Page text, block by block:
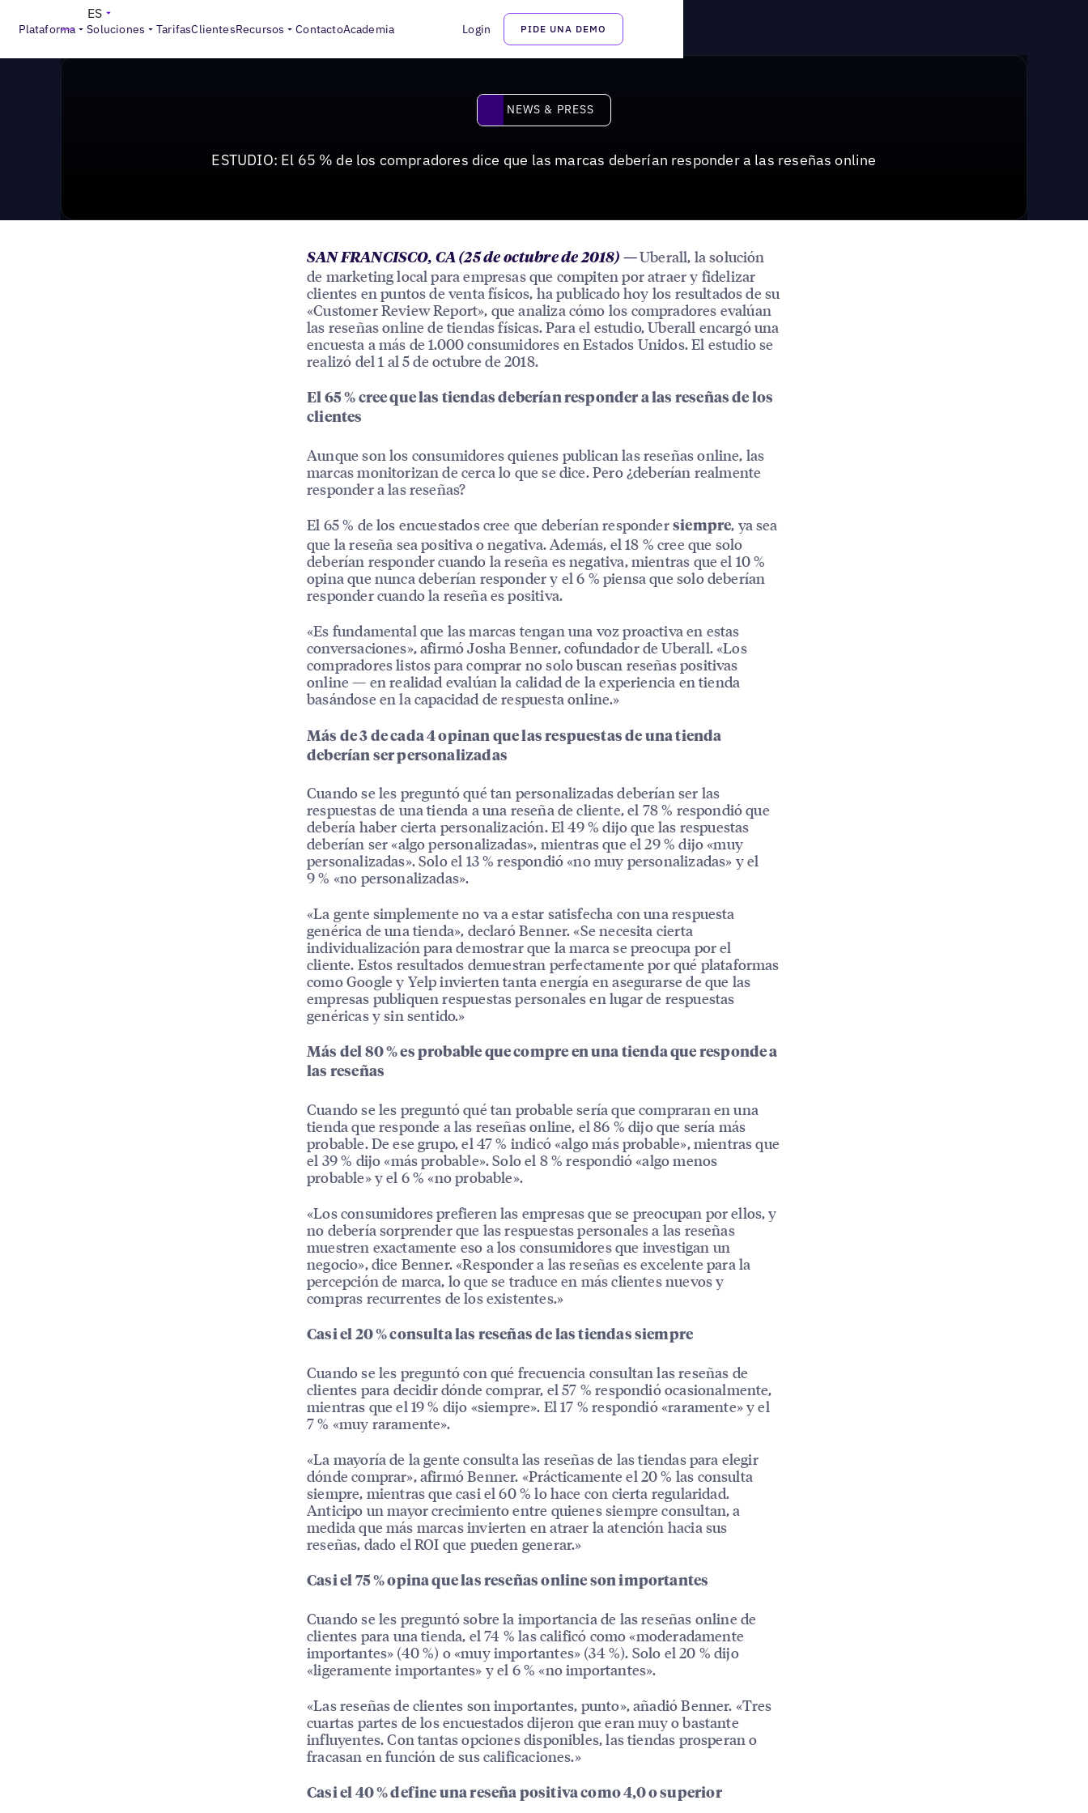
Plataforma Soluciones TarifasClientesRecursos ContactoAcademia Login PIDE UNA DEMO
ES
News & Press ESTUDIO: El 65 % de los compradores dice que las marcas deberían responder a las reseñas online
News & Press
NEWS & PRESS
ESTUDIO: El 65 % de los compradores dice que las marcas deberían responder a las reseñas online
SAN FRANCISCO, CA (25 de octubre de 2018) —Uberall, la solución
de marketing local para empresas que compiten por atraer y fidelizar
clientes en puntos de venta físicos, ha publicado hoy los resultados de su
«Customer Review Report», que analiza cómo los compradores evalúan
las reseñas online de tiendas físicas. Para el estudio, Uberall encargó una
encuesta a más de 1.000 consumidores en Estados Unidos. El estudio se
realizó del 1 al 5 de octubre de 2018.
El 65 % cree que las tiendas deberían responder a las reseñas de los
clientes
Aunque son los consumidores quienes publican las reseñas online, las
marcas monitorizan de cerca lo que se dice. Pero ¿deberían realmente
responder a las reseñas?
El 65 % de los encuestados cree que deberían responder siempre, ya sea
que la reseña sea positiva o negativa. Además, el 18 % cree que solo
deberían responder cuando la reseña es negativa, mientras que el 10 %
opina que nunca deberían responder y el 6 % piensa que solo deberían
responder cuando la reseña es positiva.
«Es fundamental que las marcas tengan una voz proactiva en estas
conversaciones», afirmó Josha Benner, cofundador de Uberall. «Los
compradores listos para comprar no solo buscan reseñas positivas
online — en realidad evalúan la calidad de la experiencia en tienda
basándose en la capacidad de respuesta online.»
Más de 3 de cada 4 opinan que las respuestas de una tienda
deberían ser personalizadas
Cuando se les preguntó qué tan personalizadas deberían ser las
respuestas de una tienda a una reseña de cliente, el 78 % respondió que
debería haber cierta personalización. El 49 % dijo que las respuestas
deberían ser «algo personalizadas», mientras que el 29 % dijo «muy
personalizadas». Solo el 13 % respondió «no muy personalizadas» y el
9 % «no personalizadas».
«La gente simplemente no va a estar satisfecha con una respuesta
genérica de una tienda», declaró Benner. «Se necesita cierta
individualización para demostrar que la marca se preocupa por el
cliente. Estos resultados demuestran perfectamente por qué plataformas
como Google y Yelp invierten tanta energía en asegurarse de que las
empresas publiquen respuestas personales en lugar de respuestas
genéricas y sin sentido.»
Más del 80 % es probable que compre en una tienda que responde a
las reseñas
Cuando se les preguntó qué tan probable sería que compraran en una
tienda que responde a las reseñas online, el 86 % dijo que sería más
probable. De ese grupo, el 47 % indicó «algo más probable», mientras que
el 39 % dijo «más probable». Solo el 8 % respondió «algo menos
probable» y el 6 % «no probable».
«Los consumidores prefieren las empresas que se preocupan por ellos, y
no debería sorprender que las respuestas personales a las reseñas
muestren exactamente eso a los consumidores que investigan un
negocio», dice Benner. «Responder a las reseñas es excelente para la
percepción de marca, lo que se traduce en más clientes nuevos y
compras recurrentes de los existentes.»
Casi el 20 % consulta las reseñas de las tiendas siempre
Cuando se les preguntó con qué frecuencia consultan las reseñas de
clientes para decidir dónde comprar, el 57 % respondió ocasionalmente,
mientras que el 19 % dijo «siempre». El 17 % respondió «raramente» y el
7 % «muy raramente».
«La mayoría de la gente consulta las reseñas de las tiendas para elegir
dónde comprar», afirmó Benner. «Prácticamente el 20 % las consulta
siempre, mientras que casi el 60 % lo hace con cierta regularidad.
Anticipo un mayor crecimiento entre quienes siempre consultan, a
medida que más marcas invierten en atraer la atención hacia sus
reseñas, dado el ROI que pueden generar.»
Casi el 75 % opina que las reseñas online son importantes
Cuando se les preguntó sobre la importancia de las reseñas online de
clientes para una tienda, el 74 % las calificó como «moderadamente
importantes» (40 %) o «muy importantes» (34 %). Solo el 20 % dijo
«ligeramente importantes» y el 6 % «no importantes».
«Las reseñas de clientes son importantes, punto», añadió Benner. «Tres
cuartas partes de los encuestados dijeron que eran muy o bastante
influyentes. Con tantas opciones disponibles, las tiendas prosperan o
fracasan en función de sus calificaciones.»
Casi el 40 % define una reseña positiva como 4,0 o superior